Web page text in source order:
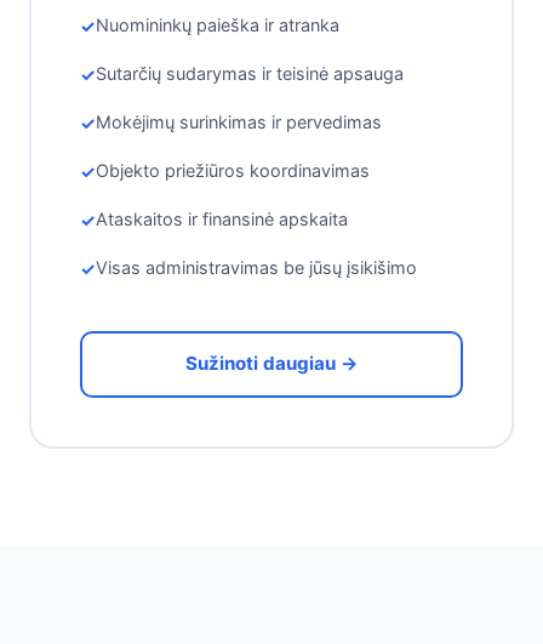
Nuomininkų paieška ir atranka
Sutarčių sudarymas ir teisinė apsauga
Mokėjimų surinkimas ir pervedimas
Objekto priežiūros koordinavimas
Ataskaitos ir finansinė apskaita
Visas administravimas be jūsų įsikišimo
Sužinoti daugiau →